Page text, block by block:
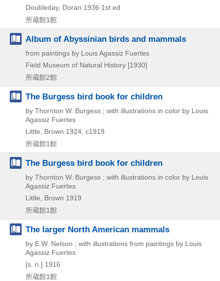
Doubleday, Doran 1936 1st ed
所蔵館1館
Album of Abyssinian birds and mammals
from paintings by Louis Agassiz Fuertes
Field Museum of Natural History [1930]
所蔵館2館
The Burgess bird book for children
by Thornton W. Burgess ; with illustrations in color by Louis
Agassiz Fuertes
Little, Brown 1924, c1919
所蔵館1館
The Burgess bird book for children
by Thornton W. Burgess ; with illustrations in color by Louis
Agassiz Fuertes
Little, Brown 1919
所蔵館1館
The larger North American mammals
by E.W. Nelson ; with illustrations from paintings by Louis
Agassiz Fuertes
[s. n.] 1916
所蔵館1館